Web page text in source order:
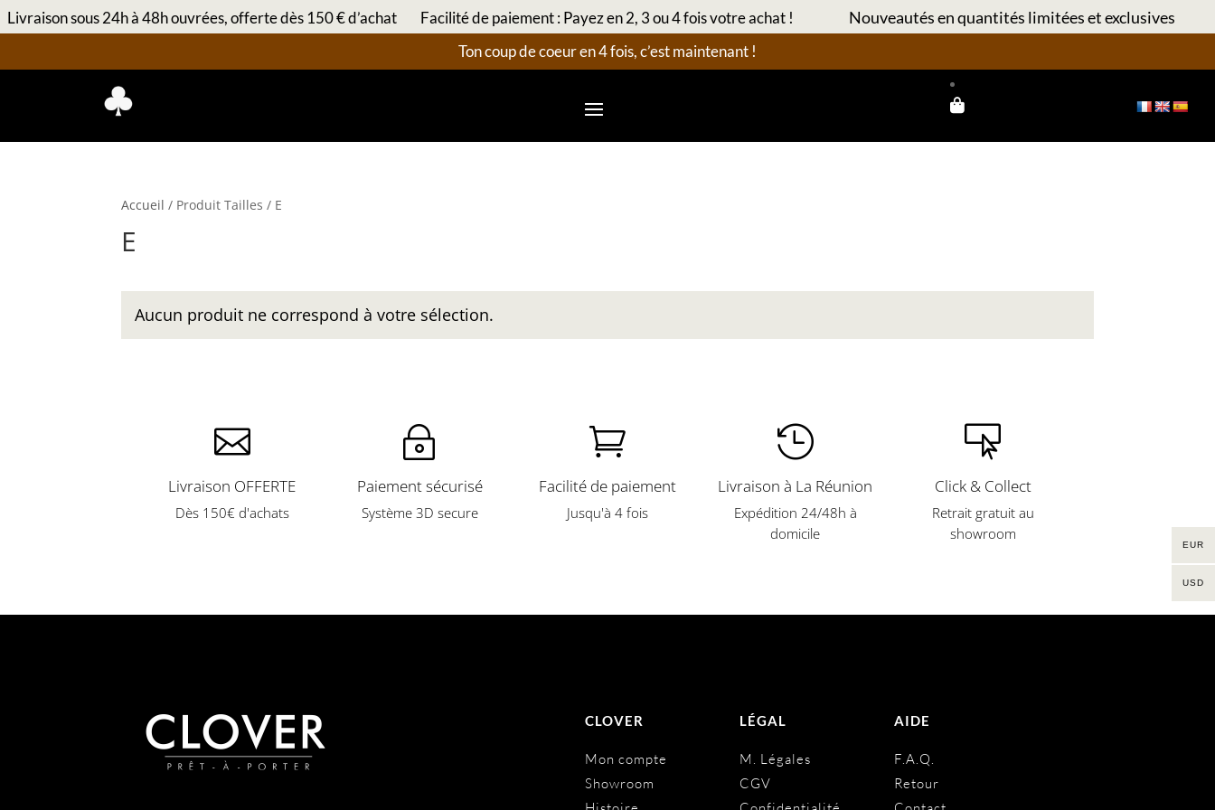
Livraison sous 24h à 48h ouvrées, offerte dès 150 € d’achat Facilité de paiement : Payez en 2, 3 ou 4 fois votre achat ! Nouveautés en quantités limitées et exclusives
Ton coup de coeur en 4 fois, c’est maintenant !
Accueil / Produit Tailles / E
E
Aucun produit ne correspond à votre sélection.

Livraison OFFERTE
Dès 150€ d'achats
~
Paiement sécurisé
Système 3D secure

Facilité de paiement
Jusqu'à 4 fois

Livraison à La Réunion
Expédition 24/48h à
domicile

Click & Collect
Retrait gratuit au
showroom
CLOVER
Mon compte
Showroom
LÉGAL
M. Légales
CGV
AIDE
F.A.Q.
Retour
EUR
USD